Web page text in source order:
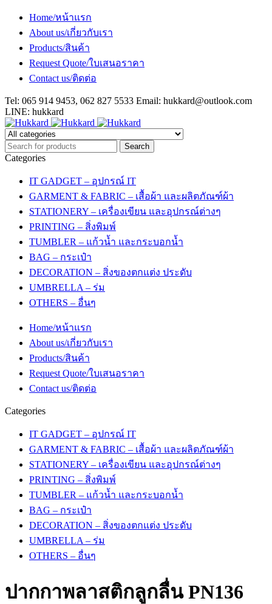
Home/หน้าแรก
About us/เกี่ยวกับเรา
Products/สินค้า
Request Quote/ใบเสนอราคา
Contact us/ติดต่อ
Tel: 065 914 9453, 062 827 5533 Email: hukkard@outlook.com
LINE: hukkard
Categories
IT GADGET – อุปกรณ์ IT
GARMENT & FABRIC – เสื้อผ้า และผลิตภัณฑ์ผ้า
STATIONERY – เครื่องเขียน และอุปกรณ์ต่างๆ
PRINTING – สิ่งพิมพ์
TUMBLER – แก้วน้ำ และกระบอกน้ำ
BAG – กระเป๋า
DECORATION – สิ่งของตกแต่ง ประดับ
UMBRELLA – ร่ม
OTHERS – อื่นๆ
Home/หน้าแรก
About us/เกี่ยวกับเรา
Products/สินค้า
Request Quote/ใบเสนอราคา
Contact us/ติดต่อ
Categories
IT GADGET – อุปกรณ์ IT
GARMENT & FABRIC – เสื้อผ้า และผลิตภัณฑ์ผ้า
STATIONERY – เครื่องเขียน และอุปกรณ์ต่างๆ
PRINTING – สิ่งพิมพ์
TUMBLER – แก้วน้ำ และกระบอกน้ำ
BAG – กระเป๋า
DECORATION – สิ่งของตกแต่ง ประดับ
UMBRELLA – ร่ม
OTHERS – อื่นๆ
ปากกาพลาสติกลูกลื่น PN136